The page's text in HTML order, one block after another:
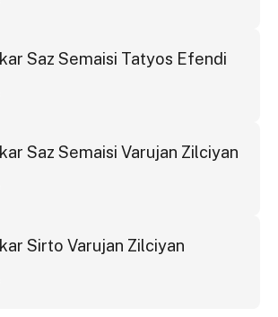
Saz Semaisi Tatyos Efendi
Saz Semaisi Varujan Zilciyan
Sirto Varujan Zilciyan